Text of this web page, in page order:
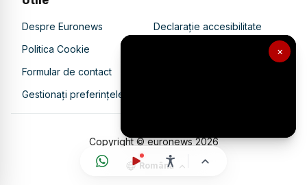
×
Despre Euronews
Declarație accesibilitate
Politica Cookie
Politica de confidențialitate
Formular de contact
Gestionați preferințele
Copyright © euronews2026
Română